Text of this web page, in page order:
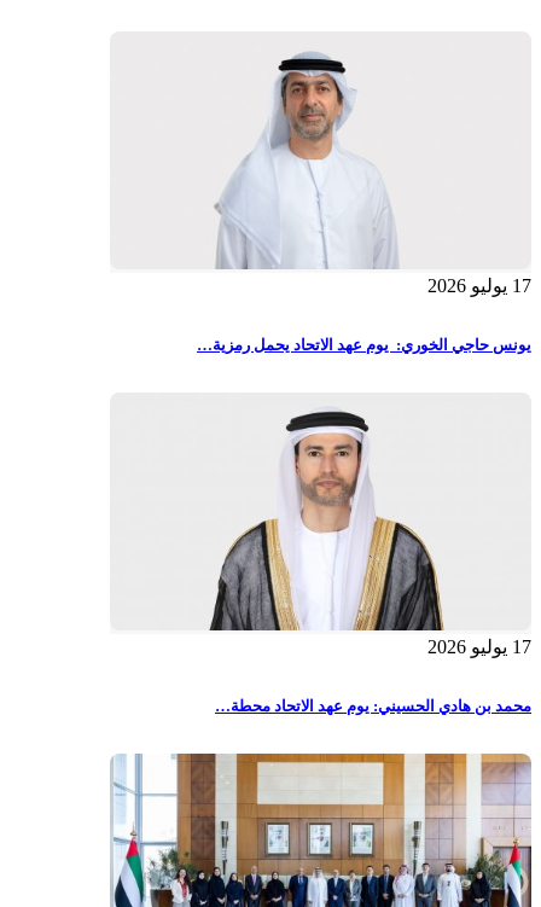
17 يوليو 2026
يونس حاجي الخوري: يوم عهد الاتحاد يحمل رمزية…
17 يوليو 2026
محمد بن هادي الحسيني: يوم عهد الاتحاد محطة…